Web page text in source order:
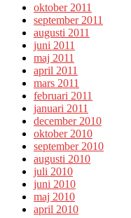
oktober 2011
september 2011
augusti 2011
juni 2011
maj 2011
april 2011
mars 2011
februari 2011
januari 2011
december 2010
oktober 2010
september 2010
augusti 2010
juli 2010
juni 2010
maj 2010
april 2010